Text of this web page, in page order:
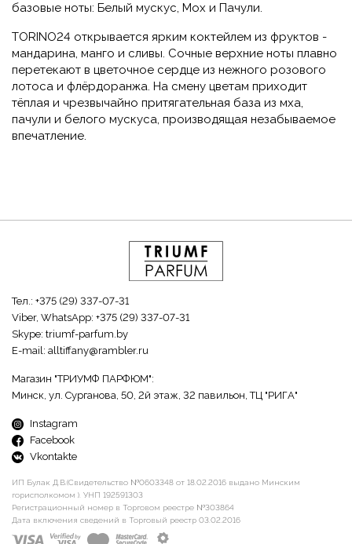
базовые ноты: Белый мускус, Мох и Пачули.
TORINO24 открывается ярким коктейлем из фруктов -
мандарина, манго и сливы. Сочные верхние ноты плавно
перетекают в цветочное сердце из нежного розового
лотоса и флёрдоранжа. На смену цветам приходит
тёплая и чрезвычайно притягательная база из мха,
пачули и белого мускуса, производящая незабываемое
впечатление.
Тел.: +375 (29) 337-07-31
Viber, WhatsApp: +375 (29) 337-07-31
Skype: triumf-parfum.by
E-mail: alltiffany@rambler.ru
Магазин "ТРИУМФ ПАРФЮМ":
Минск, ул. Сурганова, 50, 2й этаж, 32 павильон, ТЦ "РИГА"
Instagram
Facebook
Vkontakte
ИП Булак Д.В.(Свидетельство №0603348 от 18.02.2016 выдано Минским
горисполкомом ). УНП 192591303
Регистрационный номер в Торговом реестре №303864
Дата включения сведений в Торговый реестр 03.02.2016